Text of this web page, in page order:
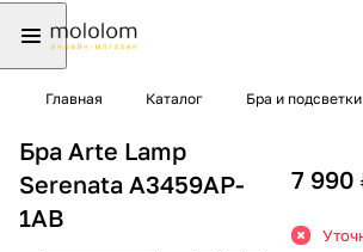
Главная Каталог Бра и подсветки
Бра Arte Lamp
Serenata A3459AP-
1AB
7 990